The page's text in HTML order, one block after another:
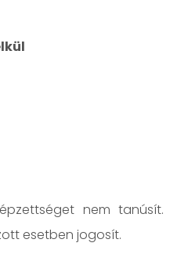
nem
esetben jogosít.